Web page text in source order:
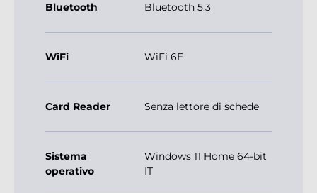
Bluetooth Bluetooth 5.3
WiFi WiFi 6E
Card Reader Senza lettore di schede
Sistema
operativo
Windows 11 Home 64-bit
IT